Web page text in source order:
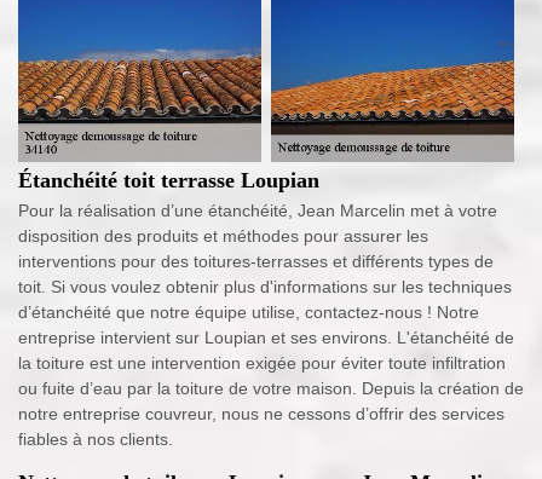
Étanchéité toit terrasse Loupian
Pour la réalisation d’une étanchéité, Jean Marcelin met à votre
disposition des produits et méthodes pour assurer les
interventions pour des toitures-terrasses et différents types de
toit. Si vous voulez obtenir plus d'informations sur les techniques
d’étanchéité que notre équipe utilise, contactez-nous ! Notre
entreprise intervient sur Loupian et ses environs. L'étanchéité de
la toiture est une intervention exigée pour éviter toute infiltration
ou fuite d’eau par la toiture de votre maison. Depuis la création de
notre entreprise couvreur, nous ne cessons d’offrir des services
fiables à nos clients.